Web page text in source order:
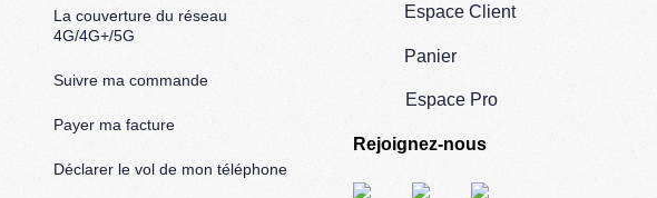
La couverture du réseau
4G/4G+/5G
Suivre ma commande
Payer ma facture
Déclarer le vol de mon téléphone
Espace Client
Panier
Espace Pro
Rejoignez-nous